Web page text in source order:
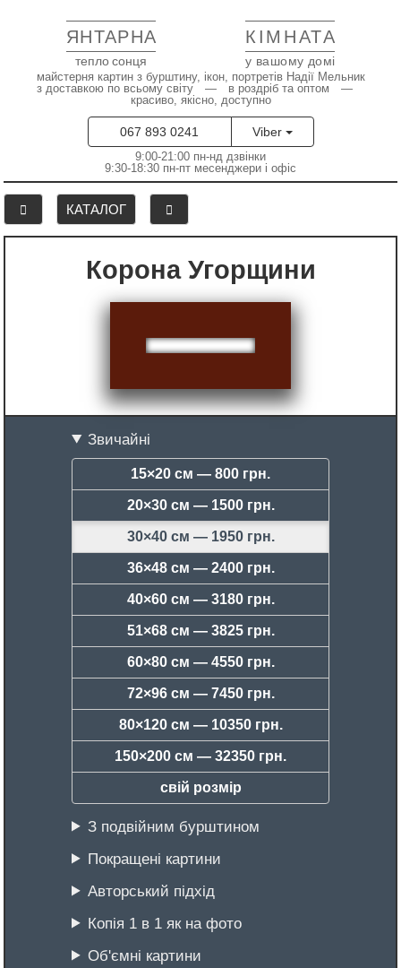
ЯНТАРНА КІМНАТА
тепло сонця у вашому домі
майстерня картин з бурштину, ікон, портретів Надії Мельник
з доставкою по всьому світу — в роздріб та оптом —
красиво, якісно, доступно
067 893 0241 Viber
9:00-21:00 пн-нд дзвінки
9:30-18:30 пн-пт месенджери і офіс
КАТАЛОГ
Корона Угорщини
Звичайні
15×20 см — 800 грн.
20×30 см — 1500 грн.
30×40 см — 1950 грн.
36×48 см — 2400 грн.
40×60 см — 3180 грн.
51×68 см — 3825 грн.
60×80 см — 4550 грн.
72×96 см — 7450 грн.
80×120 см — 10350 грн.
150×200 см — 32350 грн.
свій розмір
З подвійним бурштином
Покращені картини
Авторський підхід
Копія 1 в 1 як на фото
Об'ємні картини